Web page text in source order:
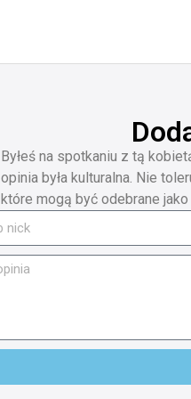
Byłeś na spotkaniu z tą
opinia była kulturalna. Nie
które mogą być odebrane